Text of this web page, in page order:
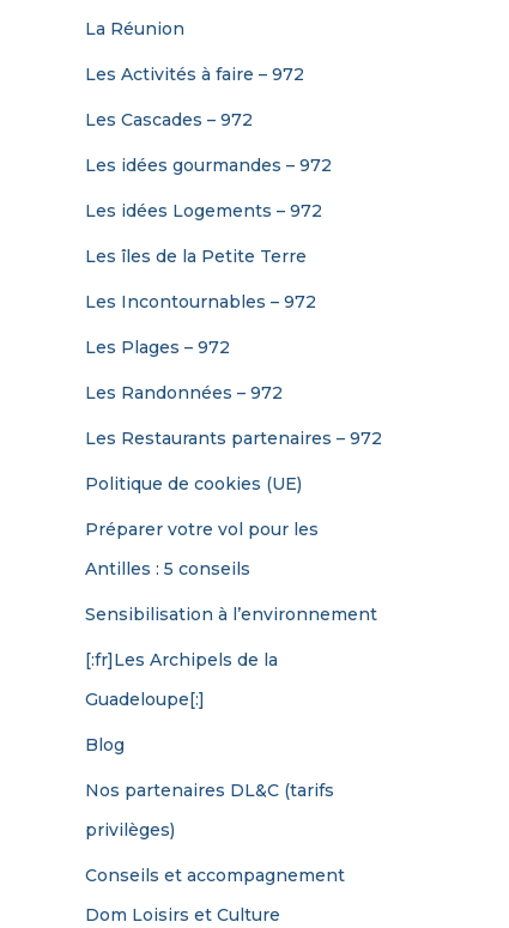
La Réunion
Les Activités à faire – 972
Les Cascades – 972
Les idées gourmandes – 972
Les idées Logements – 972
Les îles de la Petite Terre
Les Incontournables – 972
Les Plages – 972
Les Randonnées – 972
Les Restaurants partenaires – 972
Politique de cookies (UE)
Préparer votre vol pour les
Antilles : 5 conseils
Sensibilisation à l’environnement
[:fr]Les Archipels de la
Guadeloupe[:]
Blog
Nos partenaires DL&C (tarifs
privilèges)
Conseils et accompagnement
Dom Loisirs et Culture